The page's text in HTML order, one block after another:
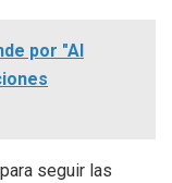
por "Al
seguir las